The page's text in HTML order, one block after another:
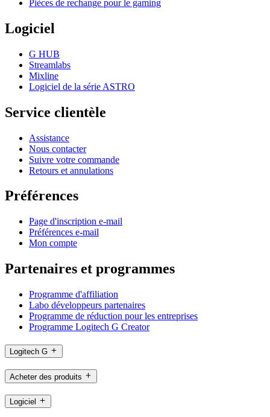
Pièces de rechange pour le gaming
Logiciel
G HUB
Streamlabs
Mixline
Logiciel de la série ASTRO
Service clientèle
Assistance
Nous contacter
Suivre votre commande
Retours et annulations
Préférences
Page d'inscription e-mail
Préférences e-mail
Mon compte
Partenaires et programmes
Programme d'affiliation
Labo développeurs partenaires
Programme de réduction pour les entreprises
Programme Logitech G Creator
Logitech G
Acheter des produits
Logiciel